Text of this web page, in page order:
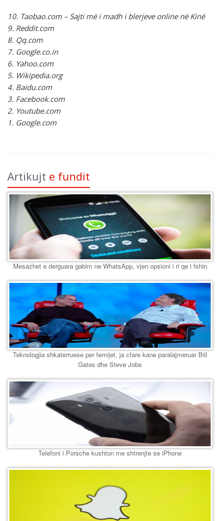
10. Taobao.com – Sajti më i madh i blerjeve online në Kinë
9. Reddit.com
8. Qq.com
7. Google.co.in
6. Yahoo.com
5. Wikipedia.org
4. Baidu.com
3. Facebook.com
2. Youtube.com
1. Google.com
Artikujt e fundit
Mesazhet e derguara gabim ne WhatsApp, vjen opsioni i ri qe i fshin
Teknologjia shkaterruese per femijet, ja cfare kane paralajmeruar Bill
Gates dhe Steve Jobs
Telefoni i Porsche kushton me shtrenjte se iPhone